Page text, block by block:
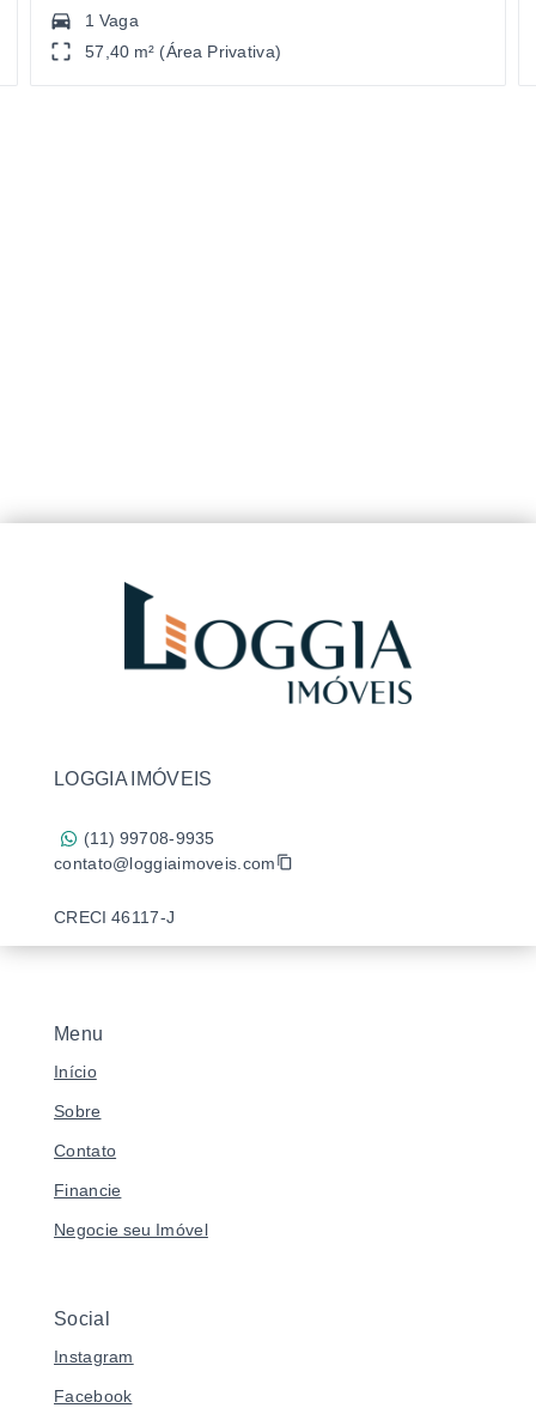
1 Vaga
57,40 m² (Área Privativa)
Menu
Início
Sobre
Contato
Financie
Negocie seu Imóvel
Social
Instagram
Facebook
LOGGIA IMÓVEIS
(11) 99708-9935
contato@loggiaimoveis.com
CRECI 46117-J